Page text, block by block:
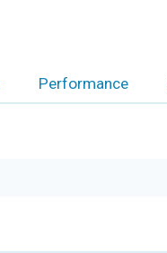
Performance